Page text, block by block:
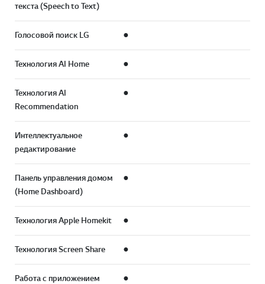
текста (Speech to Text)
Голосовой поиск LG ●
Технология AI Home ●
Технология AI
Recommendation
●
Интеллектуальное
редактирование
●
Панель управления домом
(Home Dashboard)
●
Технология Apple Homekit ●
Технология Screen Share ●
Работа с приложением ●